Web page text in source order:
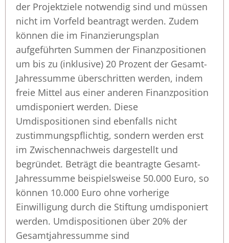
der Projektziele notwendig sind und müssen
nicht im Vorfeld beantragt werden. Zudem
können die im Finanzierungsplan
aufgeführten Summen der Finanzpositionen
um bis zu (inklusive) 20 Prozent der Gesamt-
Jahressumme überschritten werden, indem
freie Mittel aus einer anderen Finanzposition
umdisponiert werden. Diese
Umdispositionen sind ebenfalls nicht
zustimmungspflichtig, sondern werden erst
im Zwischennachweis dargestellt und
begründet. Beträgt die beantragte Gesamt-
Jahressumme beispielsweise 50.000 Euro, so
können 10.000 Euro ohne vorherige
Einwilligung durch die Stiftung umdisponiert
werden. Umdispositionen über 20% der
Gesamtjahressumme sind